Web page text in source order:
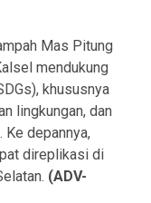
Mas Pitung
mendukung
khususnya
lingkungan, dan
Ke depannya,
direplikasi di
(ADV-